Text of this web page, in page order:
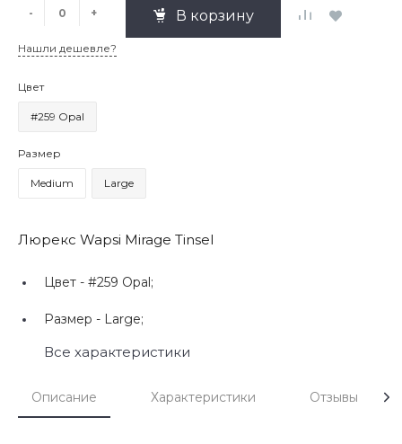
- + В корзину
Нашли дешевле?
Цвет
#259 Opal
Размер
Medium Large
Люрекс Wapsi Mirage Tinsel
Цвет - #259 Opal;
Размер - Large;
Все характеристики
Описание Характеристики Отзывы